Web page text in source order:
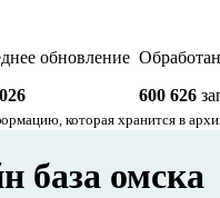
обновление
600 626
которая хранится в
база омска